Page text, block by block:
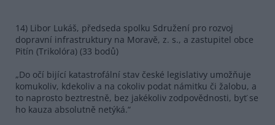
14) Libor Lukáš, předseda spolku Sdružení pro rozvoj
dopravní infrastruktury na Moravě, z. s., a zastupitel obce
Pitín (Trikolóra) (33 bodů)
„Do očí bijící katastrofální stav české legislativy umožňuje
komukoliv, kdekoliv a na cokoliv podat námitku či žalobu, a
to naprosto beztrestně, bez jakékoliv zodpovědnosti, byť se
ho kauza absolutně netýká.“